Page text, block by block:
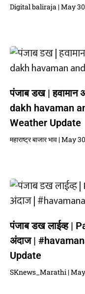
Digital baliraja May
पंजाब डख | हवामान
dakh havaman
Weather Update
महाराष्ट्र बाजार भाव May
पंजाब डख लाईव्ह |
अंदाज |
Update
SKnews_Marathi